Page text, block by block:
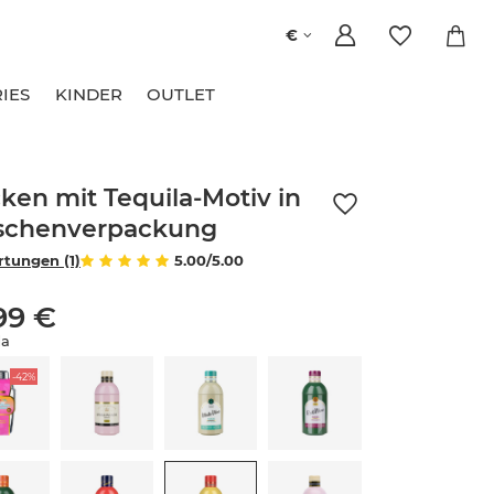
€
KINDER OUTLET
mit Tequila-Motiv in
5.00/5.00
(1)
€
-42%